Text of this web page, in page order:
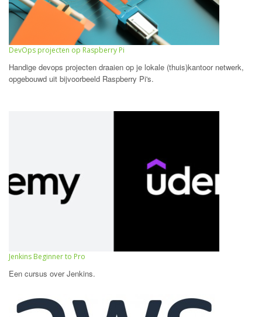
DevOps projecten op Raspberry Pi
Handige devops projecten draaien op je lokale (thuis)kantoor netwerk,
opgebouwd uit bijvoorbeeld Raspberry Pi's.
Jenkins Beginner to Pro
Een cursus over Jenkins.